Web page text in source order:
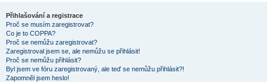
Přihlašování a registrace
Proč se musím zaregistrovat?
Co je to COPPA?
Proč se nemůžu zaregistrovat?
Zaregistroval jsem se, ale nemůžu se přihlásit!
Proč se nemůžu přihlásit?
Byl jsem ve fóru zaregistrovaný, ale teď se nemůžu přihlásit?!
Zapomněl jsem heslo!